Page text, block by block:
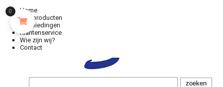
Home
Alle producten
Aanbiedingen
Klantenservice
Wie zijn wij?
Contact
0